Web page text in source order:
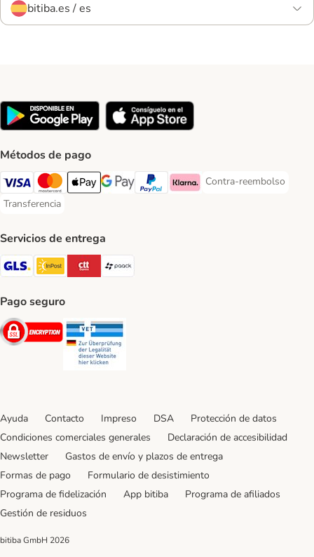
bitiba.es / es
Métodos de pago
Visa Payment Method
Mastercard Payment Method
Apple Pay Payment Method
Google Pay Payment Method
PayPal Payment Method
Klarna Payment Method
Contra-reembolso
Contra-reembolso
Transferencia
Transferencia Payment Method
Servicios de entrega
GLS Shipping Method
InPost Shipping Method
CTTExpress Shipping Method
paack Shipping Method
Pago seguro
Security
Ayuda Contacto Impreso DSA
Protección de datos
Condiciones comerciales generales
Declaración de accesibilidad
Newsletter
Gastos de envío y plazos de entrega
Formas de pago
Formulario de desistimiento
Programa de fidelización
App bitiba
Programa de afiliados
Gestión de residuos
bitiba GmbH 2026